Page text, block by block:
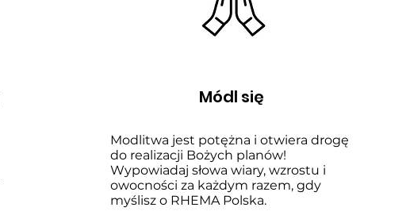
Módl się
Modlitwa jest potężna i otwiera drogę
do realizacji Bożych planów!
Wypowiadaj słowa wiary, wzrostu i
owocności za każdym razem, gdy
myślisz o RHEMA Polska.